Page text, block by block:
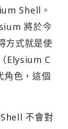
Shell。
將於今
方式就是使
Elysium C
角色，這個
不會對